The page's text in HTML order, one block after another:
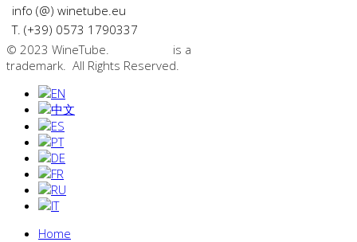
info (@) winetube.eu
T. (+39) 0573 1790337
© 2023 WineTube.
is a
trademark. All Rights Reserved.
Home